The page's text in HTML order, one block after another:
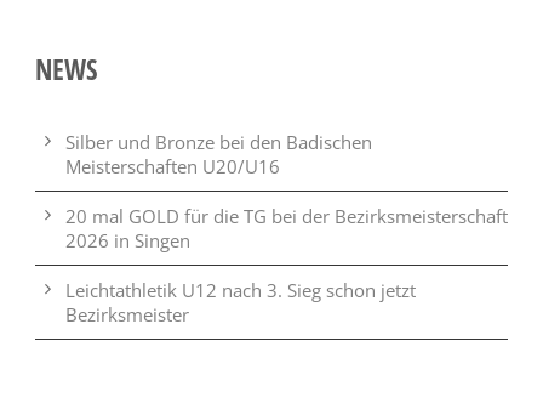
NEWS
Silber und Bronze bei den Badischen
Meisterschaften U20/U16
20 mal GOLD für die TG bei der Bezirksmeisterschaft
2026 in Singen
Leichtathletik U12 nach 3. Sieg schon jetzt
Bezirksmeister